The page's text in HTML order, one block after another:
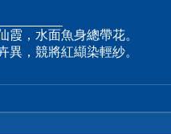
霞，水面魚身總帶花。
異，競將紅纈染輕紗。